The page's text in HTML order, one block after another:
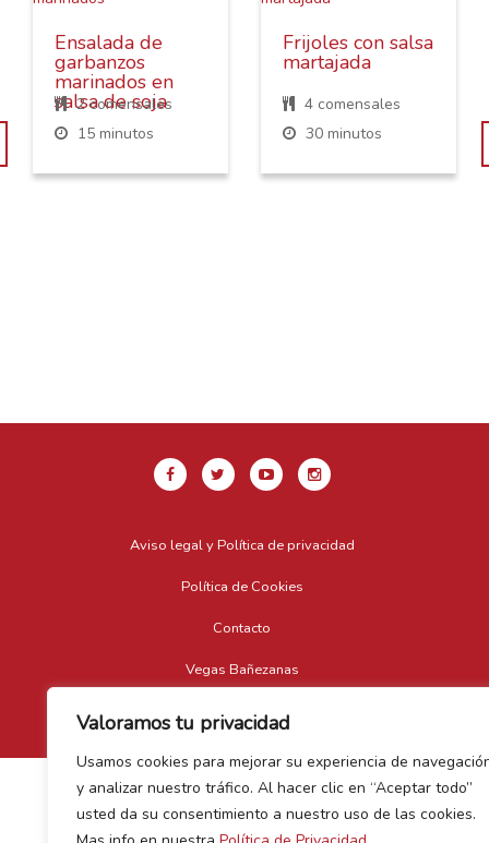
Valoramos tu privacidad
Usamos cookies para mejorar su experiencia de
y analizar nuestro tráfico. Al hacer clic en “Aceptar todo”
usted da su consentimiento a nuestro uso de las cookies.
Ensalada de
garbanzos
marinados en
salsa de soja
2 comensales
15 minutos
Frijoles con salsa
martajada
4 comensales
30 minutos
Aviso legal y Política de privacidad
Política de Cookies
Contacto
Vegas Bañezanas
Canal de Denuncias